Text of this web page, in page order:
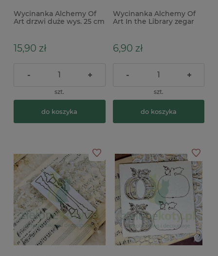
Wycinanka Alchemy Of
Art drzwi duże wys. 25 cm
15,90 zł
- +
szt.
do koszyka
Wycinanka Alchemy Of
Art In the Library zegar
6,90 zł
- +
szt.
do koszyka